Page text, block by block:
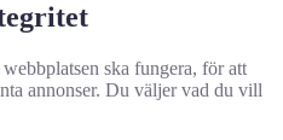
ska fungera, för att
annonser. Du väljer vad du vill